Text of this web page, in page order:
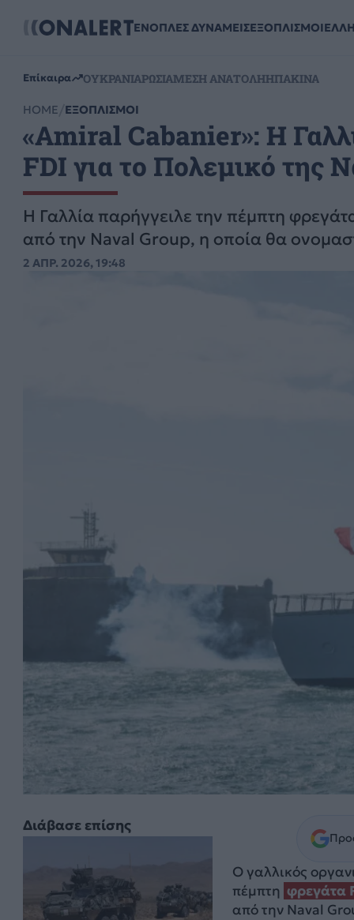
ΕΝΟΠΛΕΣ ΔΥΝΑΜΕΙΣΕΞΟΠΛΙΣΜΟΙ
Επίκαιρα ΟΥΚΡΑΝΙΑΡΩΣΙΑΜΕΣΗ ΑΝΑΤΟΛΗΗΠΑΚΙΝΑ
HOME ΕΞΟΠΛΙΣΜΟΙ
«Amiral Cabanier»: Η
FDI για το Πολεμικό της
Η Γαλλία παρήγγειλε την πέμπτη
από την Naval Group, η οποία θα
2 ΑΠΡ. 2026, 19:48
Διάβασε επίσης
Ο γαλλικός
πέμπτη φρεγάτα
από την Naval